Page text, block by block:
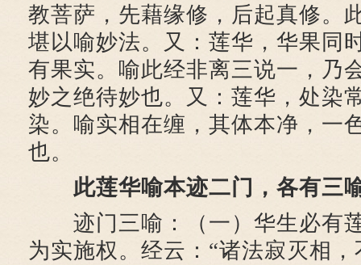
教菩萨，先藉缘修，后起真修。
堪以喻妙法。又：莲华，华果同
有果实。喻此经非离三说一，乃
妙之绝待妙也。又：莲华，处染
染。喻实相在缠，其体本净，一
也。
此莲华喻本迹二门，各有三
迹门三喻：（一）华生必有
为实施权。经云：“诸法寂灭相